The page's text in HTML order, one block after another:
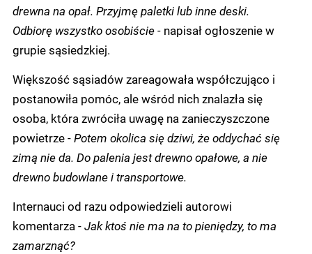
drewna na opał. Przyjmę paletki lub inne deski.
Odbiorę wszystko osobiście - napisał ogłoszenie w
grupie sąsiedzkiej.
Większość sąsiadów zareagowała współczująco i
postanowiła pomóc, ale wśród nich znalazła się
osoba, która zwróciła uwagę na zanieczyszczone
powietrze -Potem okolica się dziwi, że oddychać się
zimą nie da. Do palenia jest drewno opałowe, a nie
drewno budowlane i transportowe.
Internauci od razu odpowiedzieli autorowi
komentarza -Jak ktoś nie ma na to pieniędzy, to ma
zamarznąć?